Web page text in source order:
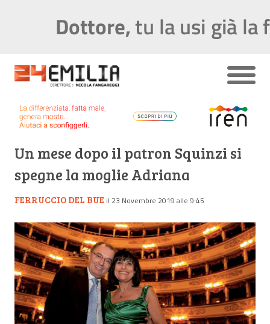
Un mese dopo il patron Squinzi si
spegne la moglie Adriana
FERRUCCIO DEL BUE il 23 Novembre 2019 alle 9:45